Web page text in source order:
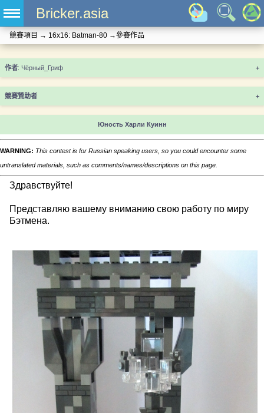
Bricker.asia
競賽項目 → 16x16: Batman-80 →參賽作品
+
競賽贊助者 +
Юность Харли Куинн
WARNING: This contest is for Russian speaking users, so you could encounter some
untranslated materials, such as comments/names/descriptions on this page.
Здравствуйте!
Представляю вашему вниманию свою работу по миру
Бэтмена.